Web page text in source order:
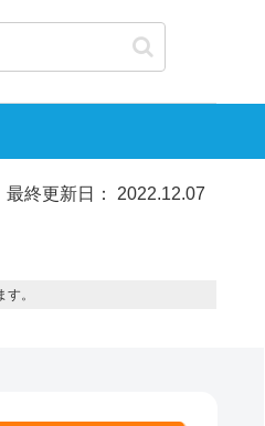
最終更新日： 2022.12.07
。